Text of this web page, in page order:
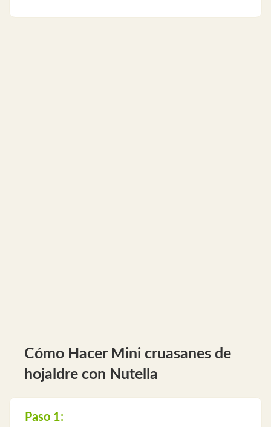
Cómo Hacer Mini cruasanes de
hojaldre con Nutella
Paso 1: